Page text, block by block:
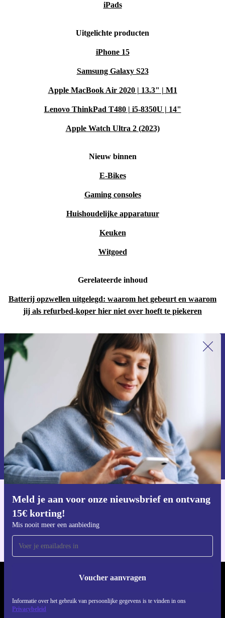
iPads
Uitgelichte producten
iPhone 15
Samsung Galaxy S23
Apple MacBook Air 2020 | 13.3" | M1
Lenovo ThinkPad T480 | i5-8350U | 14"
Apple Watch Ultra 2 (2023)
Nieuw binnen
E-Bikes
Gaming consoles
Huishoudelijke apparatuur
Keuken
Witgoed
Gerelateerde inhoud
Batterij opzwellen uitgelegd: waarom het gebeurt en waarom
jij als refurbed-koper hier niet over hoeft te piekeren
Meld je aan voor onze nieuwsbrief en ontvang
15€ korting!
Mis nooit meer een aanbieding
Voucher aanvragen
Informatie over het gebruik van persoonlijke gegevens is te vinden in ons
Privacybeleid
Meld je aan voor onze nieuwsbrief en
ontvang €15 korting!
Mis nooit meer een aanbieding.
Voucher aanvragen
Informatie over het gebruik van persoonsgegevens vind je in ons
privacybeleid
Download de refurbed app
REFURBED NEDERLAND - RETHINK NEW.
VOLG ONS